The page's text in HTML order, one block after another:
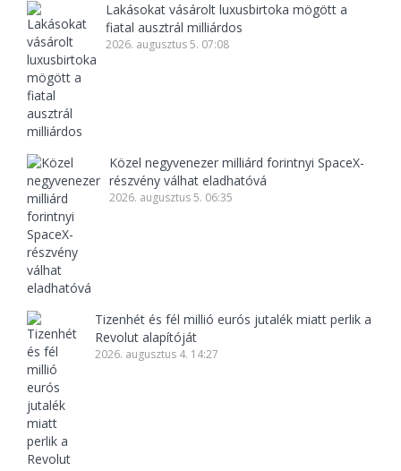
Lakásokat vásárolt luxusbirtoka mögött a
fiatal ausztrál milliárdos
2026. augusztus 5. 07:08
Közel negyvenezer milliárd forintnyi SpaceX-
részvény válhat eladhatóvá
2026. augusztus 5. 06:35
Tizenhét és fél millió eurós jutalék miatt perlik a
Revolut alapítóját
2026. augusztus 4. 14:27